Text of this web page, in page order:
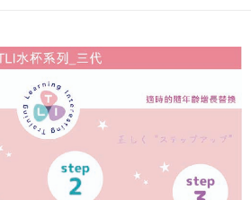
認金額後，即可完成結帳。
到繳費通知簡訊。
內，點擊此簡訊中的連結，可透過四大超商／
進行付款，方視為交易完成。
不需立刻繳費，但若您需要取消訂單，請聯絡
意取消之訂單仍視為有效，需透過AFTEE先享
先享後付 」之結帳頁面顯示為準，若有關於
欲退款等相關疑問，請聯繫「AFTEE先享後付
support/home
以上)免運費
以上)免運費
以上)免運費